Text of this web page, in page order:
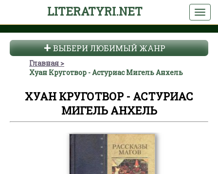
LITERATYRI.NET
ВЫБЕРИ ЛЮБИМЫЙ ЖАНР
Главная
Хуан Круготвор - Астуриас Мигель Анхель
ХУАН КРУГОТВОР - АСТУРИАС
МИГЕЛЬ АНХЕЛЬ